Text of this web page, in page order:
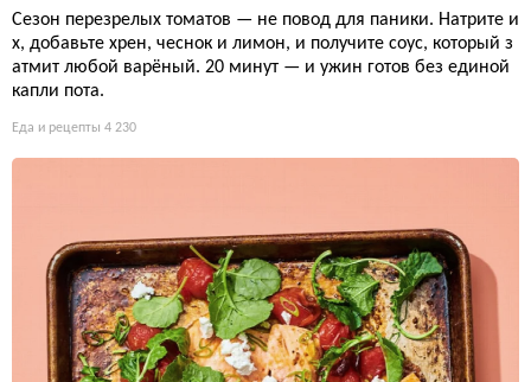
Сезон перезрелых томатов — не повод для паники. Натрите и
х, добавьте хрен, чеснок и лимон, и получите соус, который з
атмит любой варёный. 20 минут — и ужин готов без единой
капли пота.
Еда и рецепты 4 230